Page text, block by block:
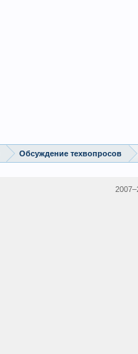
Обсуждение техвопросов
2007–